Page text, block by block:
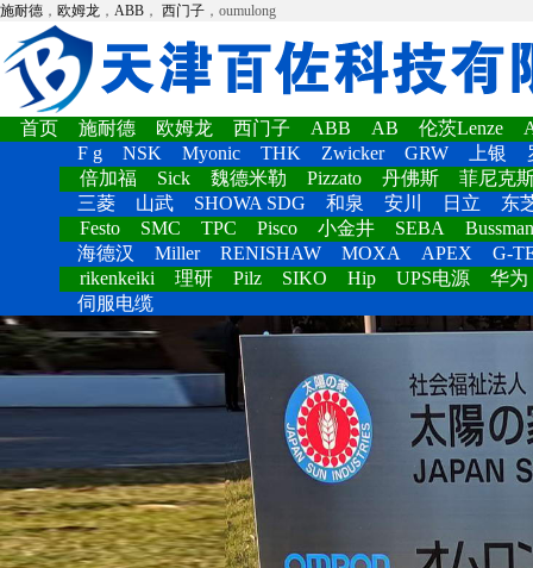
施耐德 ， 欧姆龙 ， ABB ， 西门子 ，oumulong
首页 施耐德 欧姆龙 西门子 ABB AB 伦茨Lenze
F g
NSK Myonic THK Zwicker GRW 上银
倍加福
Sick 魏德米勒 Pizzato 丹佛斯
菲尼克
三菱
山武 SHOWA SDG 和泉 安川 日立
东
Festo
SMC TPC Pisco 小金井 SEBA
海德汉
Miller RENISHAW MOXA APEX
G-
rikenkeiki
理研 Pilz SIKO Hip UPS电源
华为
伺服电缆